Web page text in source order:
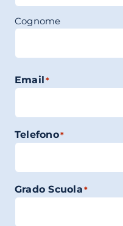
Cognome
Email*
Telefono*
Grado Scuola*